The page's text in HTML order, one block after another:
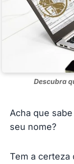
Descubra
Acha que
seu nome?
Tem a certeza